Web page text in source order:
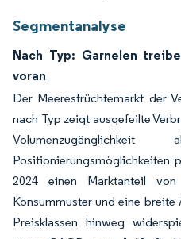
Segmentanalyse
Nach Typ: Garnelen
voran
Der Meeresfrüchtemarkt der
nach Typ zeigt ausgefeilte
Positionierungsmöglichkeiten
2024 einen Marktanteil
Konsummuster und eine
Preisklassen hinweg